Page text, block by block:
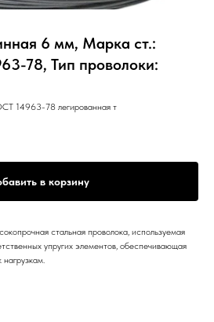
6 мм, Марка ст.:
78, Тип проволоки:
14963-78 легированная т
в корзину
стальная проволока, используемая
упругих элементов, обеспечивающая
нагрузкам.